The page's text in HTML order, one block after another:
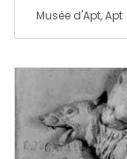
Musée d'Apt, Apt